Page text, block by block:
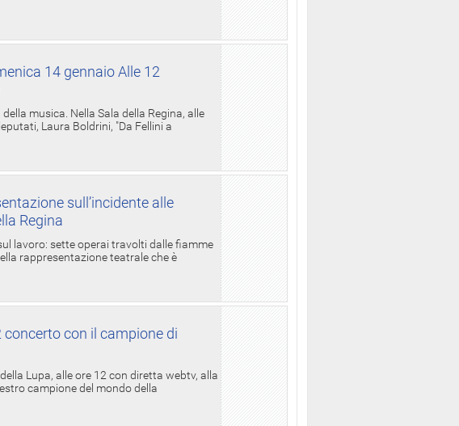
14 gennaio Alle 12
musica. Nella Sala della Regina, alle
Laura Boldrini, "Da Fellini a
sull’incidente alle
Regina
lavoro: sette operai travolti dalle fiamme
rappresentazione teatrale che è
con il campione di
Lupa, alle ore 12 con diretta webtv, alla
campione del mondo della